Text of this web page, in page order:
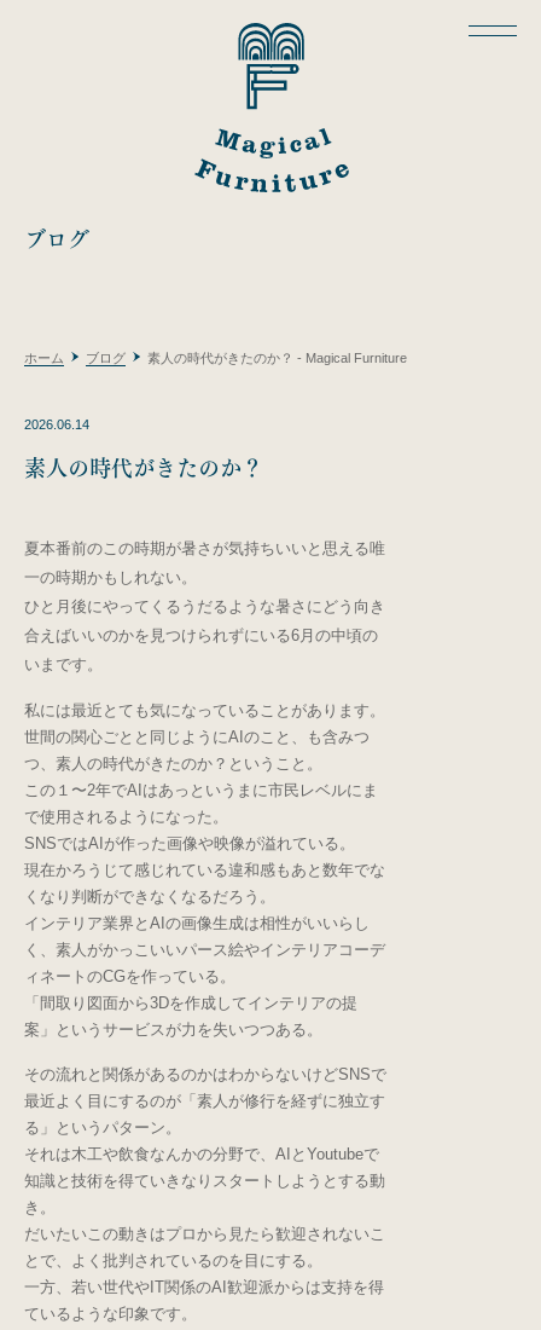
ブログ
ホーム ブログ 素人の時代がきたのか？ - Magical Furniture
2026.06.14
素人の時代がきたのか？
夏本番前のこの時期が暑さが気持ちいいと思える唯
一の時期かもしれない。
ひと月後にやってくるうだるような暑さにどう向き
合えばいいのかを見つけられずにいる6月の中頃の
いまです。
私には最近とても気になっていることがあります。
世間の関心ごとと同じようにAIのこと、も含みつ
つ、素人の時代がきたのか？ということ。
この１〜2年でAIはあっというまに市民レベルにま
で使用されるようになった。
SNSではAIが作った画像や映像が溢れている。
現在かろうじて感じれている違和感もあと数年でな
くなり判断ができなくなるだろう。
インテリア業界とAIの画像生成は相性がいいらし
く、素人がかっこいいパース絵やインテリアコーデ
ィネートのCGを作っている。
「間取り図面から3Dを作成してインテリアの提
案」というサービスが力を失いつつある。
その流れと関係があるのかはわからないけどSNSで
最近よく目にするのが「素人が修行を経ずに独立す
る」というパターン。
それは木工や飲食なんかの分野で、AIとYoutubeで
知識と技術を得ていきなりスタートしようとする動
き。
だいたいこの動きはプロから見たら歓迎されないこ
とで、よく批判されているのを目にする。
一方、若い世代やIT関係のAI歓迎派からは支持を得
ているような印象です。